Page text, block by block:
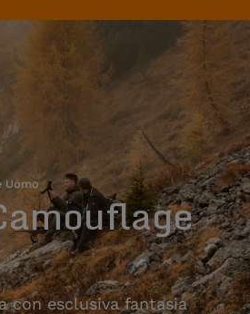
Uomo
con esclusiva fantasia